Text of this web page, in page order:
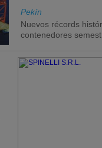
Pekín
Nuevos récords
contenedores